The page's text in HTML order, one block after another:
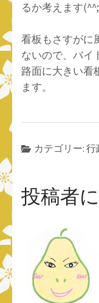
るか考えます
看板もさすがに
ないので、バイ
路面に大きい看
ます。
カテゴリー: 行
投稿者